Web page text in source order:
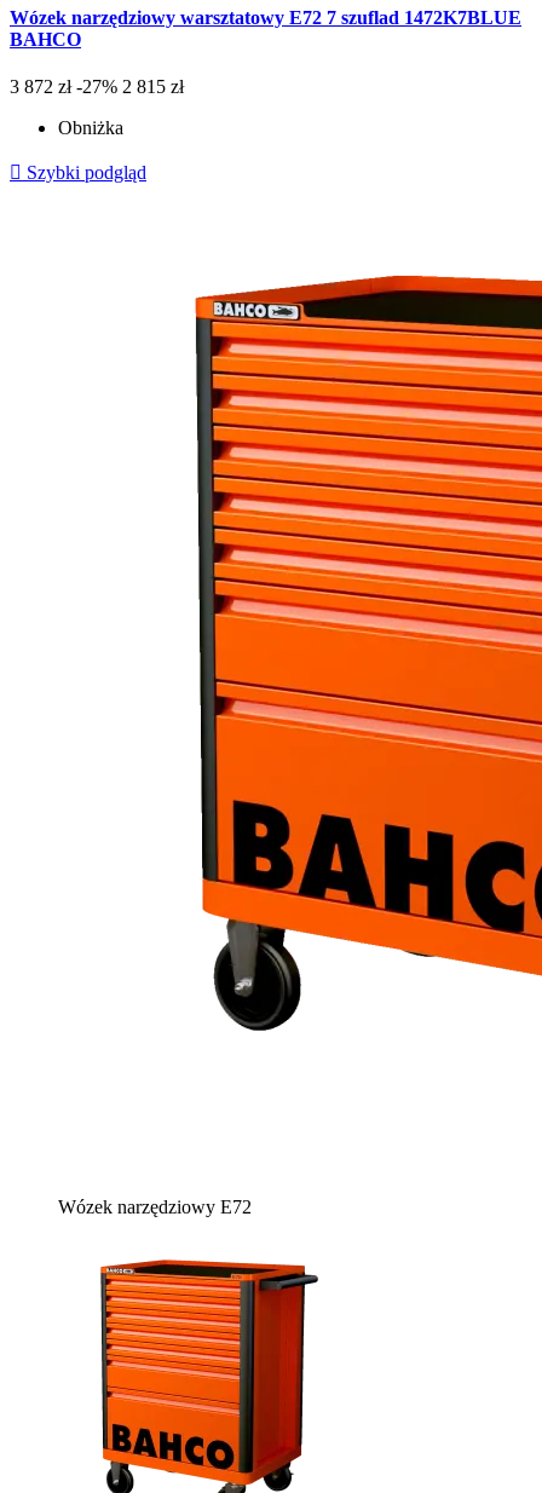
Wózek narzędziowy warsztatowy E72 7 szuflad 1472K7BLUE
BAHCO
3 872 zł -27% 2 815 zł
Obniżka
 Szybki podgląd
Wózek narzędziowy E72